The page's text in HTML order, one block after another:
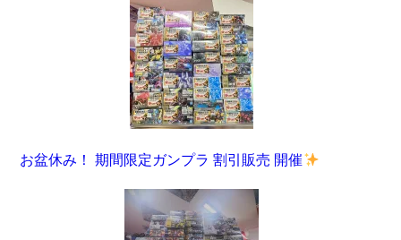
お盆休み！ 期間限定ガンプラ 割引販売 開催